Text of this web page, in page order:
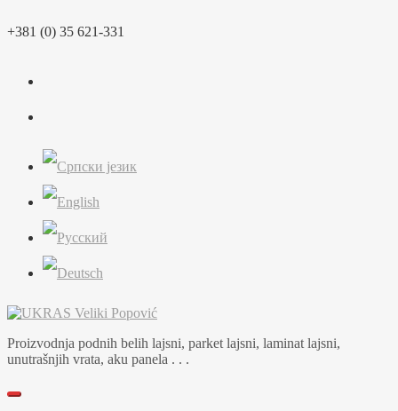
to
+381 (0) 35 621-331
Proizvodnja podnih belih lajsni, parket lajsni, laminat lajsni,
unutrašnjih vrata, aku panela . . .